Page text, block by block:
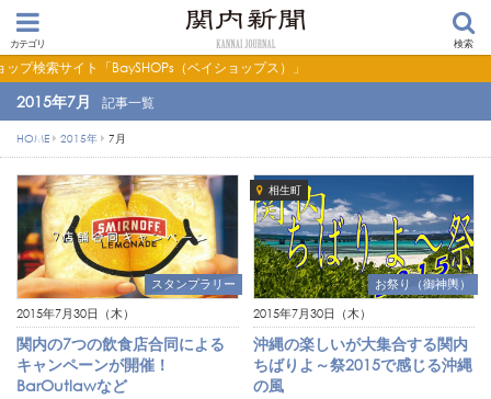
カテゴリ 検索
BaySHOPs（ベイショップス）」
2015年7月 記事一覧
HOME 2015年 7月
スタンプラリー
2015年7月30日（木）
関内の7つの飲食店合同による
キャンペーンが開催！
BarOutlawなど
相生町
お祭り（御神輿）
2015年7月30日（木）
沖縄の楽しいが大集合する関内
ちばりよ～祭2015で感じる沖縄
の風